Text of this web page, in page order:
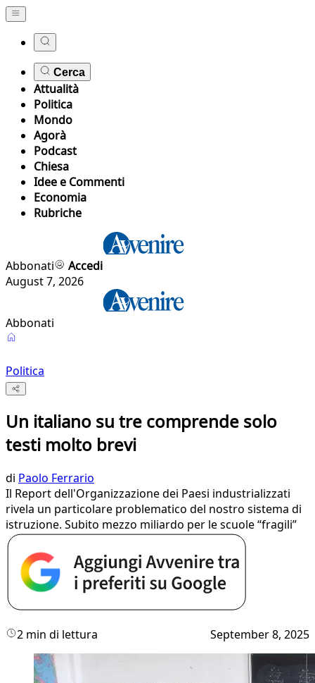
Cerca
Attualità
Politica
Mondo
Agorà
Podcast
Chiesa
Idee e Commenti
Economia
Rubriche
Abbonati
Accedi
August 7, 2026
Abbonati
Politica
Un italiano su tre comprende solo
testi molto brevi
di Paolo Ferrario
Il Report dell'Organizzazione dei Paesi industrializzati
rivela un particolare problematico del nostro sistema di
istruzione. Subito mezzo miliardo per le scuole “fragili”
2 min di lettura September 8, 2025